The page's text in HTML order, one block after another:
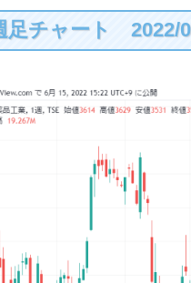
足チャート 2022/